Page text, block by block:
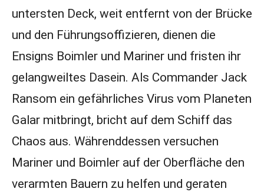
untersten Deck, weit entfernt von der Brücke
und den Führungsoffizieren, dienen die
Ensigns Boimler und Mariner und fristen ihr
gelangweiltes Dasein. Als Commander Jack
Ransom ein gefährliches Virus vom Planeten
Galar mitbringt, bricht auf dem Schiff das
Chaos aus. Währenddessen versuchen
Mariner und Boimler auf der Oberfläche den
verarmten Bauern zu helfen und geraten